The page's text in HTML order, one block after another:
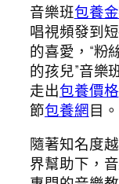
音樂班包養
唱視頻發到
的喜愛，“粉
的孩兒”音樂
走出包養價格
節包養網目。
隨著知名度
界幫助下，